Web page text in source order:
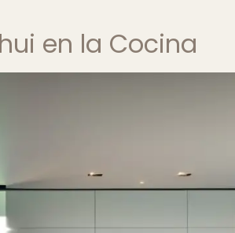
en la Cocina